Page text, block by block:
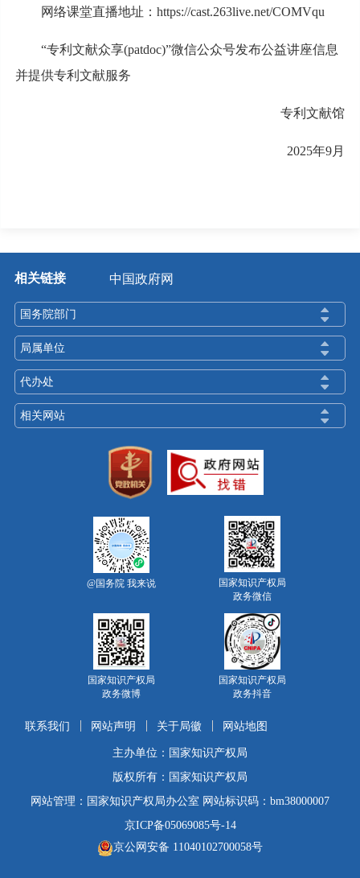
网络课堂直播地址：https://cast.263live.net/COMVqu
“专利文献众享(patdoc)”微信公众号发布公益讲座信息
并提供专利文献服务
专利文献馆
2025年9月
相关链接 中国政府网
国务院部门
局属单位
代办处
相关网站
@国务院 我来说
国家知识产权局
政务微信
国家知识产权局
政务微博
国家知识产权局
政务抖音
联系我们 网站声明 关于局徽 网站地图
主办单位：国家知识产权局
版权所有：国家知识产权局
网站管理：国家知识产权局办公室 网站标识码：bm38000007
京ICP备05069085号-14
京公网安备 11040102700058号